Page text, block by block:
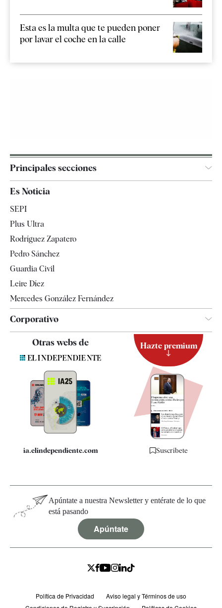
Esta es la multa que te pueden poner
por lavar el coche en la calle
Principales secciones
Televisión
Es Noticia
SEPI
Plus Ultra
Rodríguez Zapatero
Pedro Sánchez
Guardia Civil
Leire Díez
Mercedes González Fernández
Corporativo
Quiénes somos
Especificaciones
Otras webs de
ia.elindependiente.com
Hazte premium
Suscríbete
Apúntate a nuestra Newsletter y entérate de lo que
está pasando
Apúntate
Política de Privacidad
Aviso legal y Términos de uso